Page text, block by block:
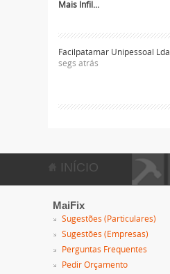
Mais Infil...
Facilpatamar Unipessoal Lda
segs atrás
INÍCIO
MaiFix
Sugestões (Particulares)
Sugestões (Empresas)
Perguntas Frequentes
Pedir Orçamento